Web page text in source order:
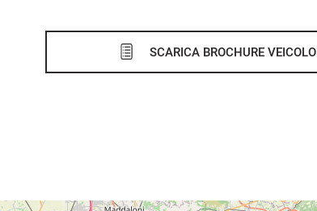
SCARICA BROCHURE VEICOLO